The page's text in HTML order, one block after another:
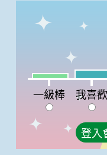
一級棒:7%我喜歡
一級棒 我喜歡
登入